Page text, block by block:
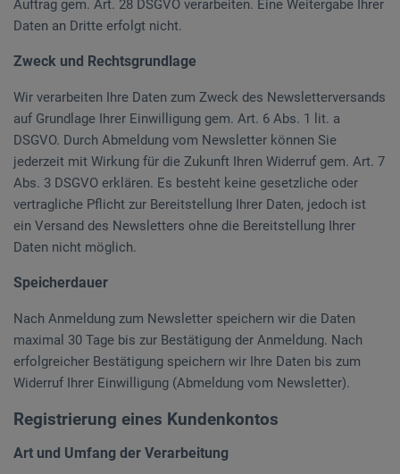
Auftrag gem. Art. 28 DSGVO verarbeiten. Eine Weitergabe Ihrer
Daten an Dritte erfolgt nicht.
Zweck und Rechtsgrundlage
Wir verarbeiten Ihre Daten zum Zweck des Newsletterversands
auf Grundlage Ihrer Einwilligung gem. Art. 6 Abs. 1 lit. a
DSGVO. Durch Abmeldung vom Newsletter können Sie
jederzeit mit Wirkung für die Zukunft Ihren Widerruf gem. Art. 7
Abs. 3 DSGVO erklären. Es besteht keine gesetzliche oder
vertragliche Pflicht zur Bereitstellung Ihrer Daten, jedoch ist
ein Versand des Newsletters ohne die Bereitstellung Ihrer
Daten nicht möglich.
Speicherdauer
Nach Anmeldung zum Newsletter speichern wir die Daten
maximal 30 Tage bis zur Bestätigung der Anmeldung. Nach
erfolgreicher Bestätigung speichern wir Ihre Daten bis zum
Widerruf Ihrer Einwilligung (Abmeldung vom Newsletter).
Registrierung eines Kundenkontos
Art und Umfang der Verarbeitung